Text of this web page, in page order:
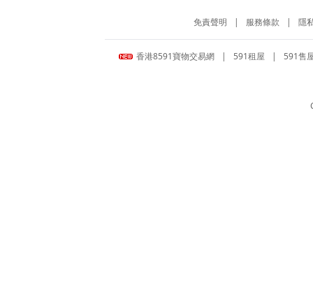
免責聲明 | 服務條款 | 隱
香港8591寶物交易網 | 591租屋 | 591售